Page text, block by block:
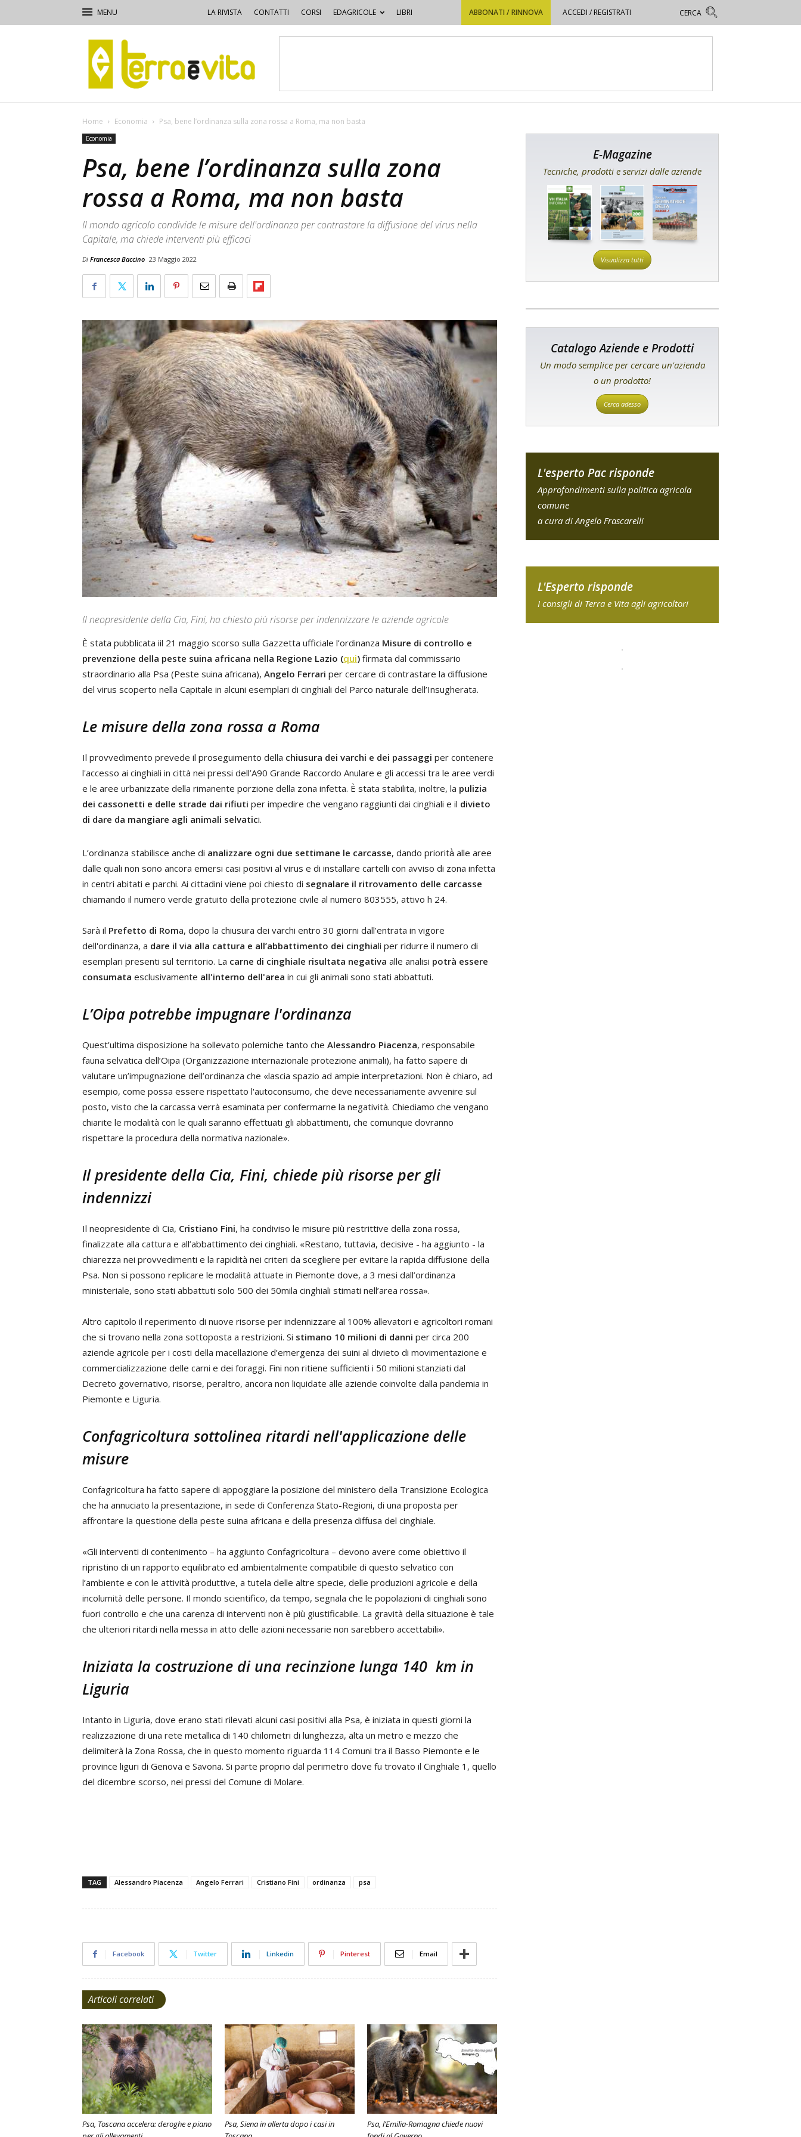
LA RIVISTA CONTATTI CORSI EDAGRICOLE LIBRI ABBONATI / RINNOVA ACCEDI / REGISTRATI
Terra
e
Vita
Home Economia Psa, bene l’ordinanza sulla zona rossa a Roma, ma non basta
Economia
Psa, bene l’ordinanza sulla zona
rossa a Roma, ma non basta
Il mondo agricolo condivide le misure dell'ordinanza per contrastare la diffusione del virus nella
Capitale, ma chiede interventi più efficaci
Di Francesca Baccino 23 Maggio 2022
Il neopresidente della Cia, Fini, ha chiesto più risorse per indennizzare le aziende agricole
È stata pubblicata iil 21 maggio scorso sulla Gazzetta ufficiale l’ordinanza Misure di controllo e
prevenzione della peste suina africana nella Regione Lazio (qui) firmata dal commissario
straordinario alla Psa (Peste suina africana), Angelo Ferrari per cercare di contrastare la diffusione
del virus scoperto nella Capitale in alcuni esemplari di cinghiali del Parco naturale dell’Insugherata.
Le misure della zona rossa a Roma
Il provvedimento prevede il proseguimento della chiusura dei varchi e dei passaggi per contenere
l'accesso ai cinghiali in città nei pressi dell’A90 Grande Raccordo Anulare e gli accessi tra le aree verdi
e le aree urbanizzate della rimanente porzione della zona infetta. È stata stabilita, inoltre, la pulizia
dei cassonetti e delle strade dai rifiuti per impedire che vengano raggiunti dai cinghiali e il divieto
di dare da mangiare agli animali selvatici.
L’ordinanza stabilisce anche di analizzare ogni due settimane le carcasse, dando priorità̀ alle aree
dalle quali non sono ancora emersi casi positivi al virus e di installare cartelli con avviso di zona infetta
in centri abitati e parchi. Ai cittadini viene poi chiesto di segnalare il ritrovamento delle carcasse
chiamando il numero verde gratuito della protezione civile al numero 803555, attivo h 24.
Sarà il Prefetto di Roma, dopo la chiusura dei varchi entro 30 giorni dall’entrata in vigore
dell'ordinanza, a dare il via alla cattura e all’abbattimento dei cinghiali per ridurre il numero di
esemplari presenti sul territorio. La carne di cinghiale risultata negativa alle analisi potrà essere
consumata esclusivamente all'interno dell'area in cui gli animali sono stati abbattuti.
L’Oipa potrebbe impugnare l'ordinanza
Quest’ultima disposizione ha sollevato polemiche tanto che Alessandro Piacenza, responsabile
fauna selvatica dell’Oipa (Organizzazione internazionale protezione animali), ha fatto sapere di
valutare un’impugnazione dell’ordinanza che «lascia spazio ad ampie interpretazioni. Non è chiaro, ad
esempio, come possa essere rispettato l'autoconsumo, che deve necessariamente avvenire sul
posto, visto che la carcassa verrà esaminata per confermarne la negatività. Chiediamo che vengano
chiarite le modalità con le quali saranno effettuati gli abbattimenti, che comunque dovranno
rispettare la procedura della normativa nazionale».
Ilpresidente della Cia, Fini, chiede più risorse per gli
indennizzi
Il neopresidente di Cia, Cristiano Fini, ha condiviso le misure più restrittive della zona rossa,
finalizzate alla cattura e all’abbattimento dei cinghiali. «Restano, tuttavia, decisive - ha aggiunto - la
chiarezza nei provvedimenti e la rapidità nei criteri da scegliere per evitare la rapida diffusione della
Psa. Non si possono replicare le modalità attuate in Piemonte dove, a 3 mesi dall’ordinanza
ministeriale, sono stati abbattuti solo 500 dei 50mila cinghiali stimati nell’area rossa».
Altro capitolo il reperimento di nuove risorse per indennizzare al 100% allevatori e agricoltori romani
che si trovano nella zona sottoposta a restrizioni. Si stimano 10 milioni di danni per circa 200
aziende agricole per i costi della macellazione d’emergenza dei suini al divieto di movimentazione e
commercializzazione delle carni e dei foraggi. Fini non ritiene sufficienti i 50 milioni stanziati dal
Decreto governativo, risorse, peraltro, ancora non liquidate alle aziende coinvolte dalla pandemia in
Piemonte e Liguria.
Confagricoltura sottolinea ritardi nell'applicazione delle
misure
Confagricoltura ha fatto sapere di appoggiare la posizione del ministero della Transizione Ecologica
che ha annuciato la presentazione, in sede di Conferenza Stato-Regioni, di una proposta per
affrontare la questione della peste suina africana e della presenza diffusa del cinghiale.
«Gli interventi di contenimento – ha aggiunto Confagricoltura – devono avere come obiettivo il
ripristino di un rapporto equilibrato ed ambientalmente compatibile di questo selvatico con
l’ambiente e con le attività produttive, a tutela delle altre specie, delle produzioni agricole e della
incolumità delle persone. Il mondo scientifico, da tempo, segnala che le popolazioni di cinghiali sono
fuori controllo e che una carenza di interventi non è più giustificabile. La gravità della situazione è tale
che ulteriori ritardi nella messa in atto delle azioni necessarie non sarebbero accettabili».
Iniziata la costruzione di una recinzione lunga 140 km in
Liguria
Intanto in Liguria, dove erano stati rilevati alcuni casi positivi alla Psa, è iniziata in questi giorni la
realizzazione di una rete metallica di 140 chilometri di lunghezza, alta un metro e mezzo che
delimiterà la Zona Rossa, che in questo momento riguarda 114 Comuni tra il Basso Piemonte e le
province liguri di Genova e Savona. Si parte proprio dal perimetro dove fu trovato il Cinghiale 1, quello
del dicembre scorso, nei pressi del Comune di Molare.
TAG Alessandro Piacenza Angelo Ferrari Cristiano Fini ordinanza psa
Facebook Twitter Linkedin Pinterest Email
Articoli correlati
Psa, Toscana accelera: deroghe e piano
Psa, Siena in allerta dopo i casi in
Psa, l’Emilia-Romagna chiede nuovi
E-Magazine
Tecniche, prodotti e servizi dalle aziende
Visualizza tutti
Catalogo Aziende e Prodotti
Un modo semplice per cercare un'azienda
o un prodotto!
Cerca adesso
L'esperto Pac risponde
Approfondimenti sulla politica agricola
comune
a cura di Angelo Frascarelli
L'Esperto risponde
I consigli di Terra e Vita agli agricoltori